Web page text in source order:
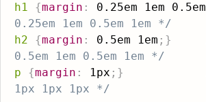
h1 {margin : 0.25em 1em 0.5em
0.25em 1em 0.5em 1em */
h2
{margin : 0.5em 1em ; }
0.5em 1em 0.5em 1em */
p
{margin : 1px ; }
1px 1px 1px */